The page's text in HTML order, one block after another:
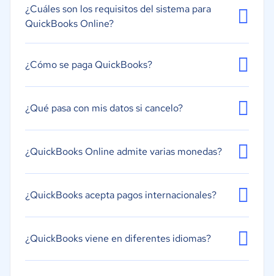
¿Cuáles son los requisitos del sistema para
QuickBooks Online?
¿Cómo se paga QuickBooks?
¿Qué pasa con mis datos si cancelo?
¿QuickBooks Online admite varias monedas?
¿QuickBooks acepta pagos internacionales?
¿QuickBooks viene en diferentes idiomas?